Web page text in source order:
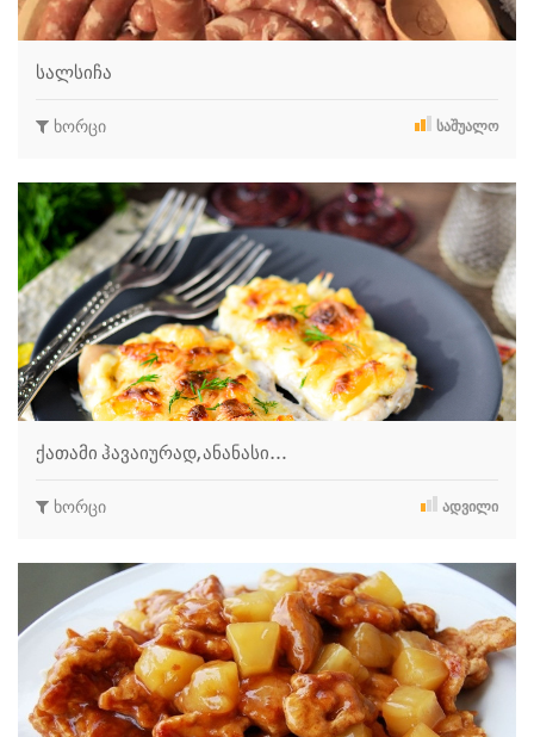
სალსიჩა
ხორცი ᲡᲐᲨᲣᲐᲚᲝ
ქათამი ჰავაიურად, ანანასი…
ხორცი ᲐᲓᲕᲘᲚᲘ